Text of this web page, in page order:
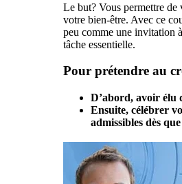
Le but? Vous permettre de
votre bien-être. Avec ce
peu comme une invitation
tâche essentielle.
Pour prétendre au
D’abord, avoir élu
Ensuite, célébrer
admissibles dès